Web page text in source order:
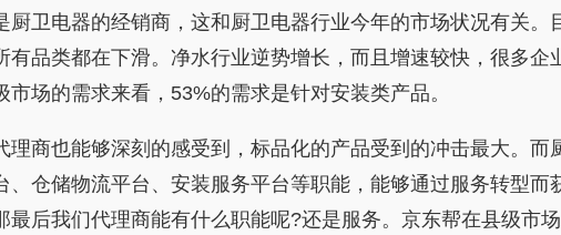
厨卫电器的经销商，这和厨卫电器行业今年的市场状况有关
有品类都在下滑。净水行业逆势增长，而且增速较快，很多
场的需求来看，53%的需求是针对安装类产品。
也能够深刻的感受到，标品化的产品受到的冲击最大。而
、仓储物流平台、安装服务平台等职能，能够通过服务转型
最后我们代理商能有什么职能呢?还是服务。京东帮在县级市